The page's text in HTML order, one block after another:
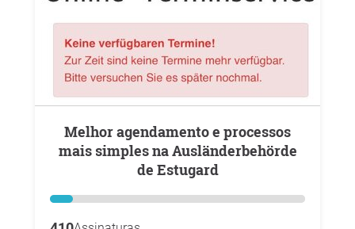
Melhor agendamento e processos
mais simples na Ausländerbehörde
de Estugard